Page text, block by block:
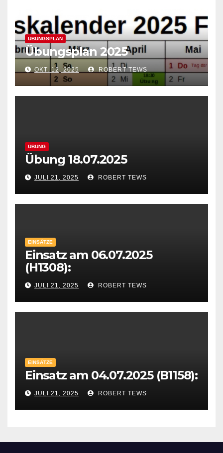
ÜBUNGSPLAN
Übungsplan 2025
OKT. 12, 2025 ROBERT TEWS
ÜBUNG
Übung 18.07.2025
JULI 21, 2025 ROBERT TEWS
EINSÄTZE
Einsatz am 06.07.2025
(H1308):
JULI 21, 2025 ROBERT TEWS
EINSÄTZE
Einsatz am 04.07.2025 (B1158):
JULI 21, 2025 ROBERT TEWS